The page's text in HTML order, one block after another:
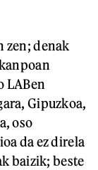
zen; denak
LABen
Gipuzkoa,
oso
da ez direla
baizik; beste